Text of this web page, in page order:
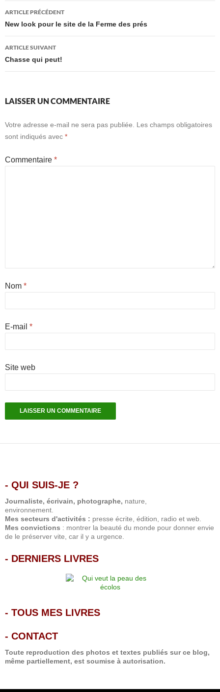
Navigation
des
articles
ARTICLE PRÉCÉDENT
New look pour le site de la Ferme des prés
ARTICLE SUIVANT
Chasse qui peut!
LAISSER UN COMMENTAIRE
Votre adresse e-mail ne sera pas publiée.
Les champs obligatoires
sont indiqués avec *
Commentaire *
Nom *
E-mail *
Site web
- QUI SUIS-JE ?
Journaliste, écrivain, photographe, nature,
environnement.
Mes secteurs d'activités : presse écrite, édition, radio et web.
Mes convictions : montrer la beauté du monde pour donner envie
de le préserver vite, car il y a urgence.
- DERNIERS LIVRES
- TOUS MES LIVRES
- CONTACT
Toute reproduction des photos et textes publiés sur ce blog,
même partiellement, est soumise à autorisation.